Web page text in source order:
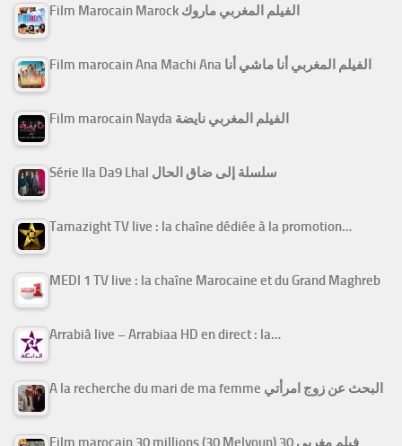
Film Marocain Marock الفيلم المغربي ماروك
Film marocain Ana Machi Ana الفيلم المغربي أنا ماشي أنا
Film marocain Nayda الفيلم المغربي نايضة
Série Ila Da9 Lhal سلسلة إلى ضاق الحال
Tamazight TV live : la chaîne dédiée à la promotion…
MEDI 1 TV live : la chaîne Marocaine et du Grand Maghreb
Arrabiâ live – Arrabiaa HD en direct : la…
A la recherche du mari de ma femme البحث عن زوج امرأتي
Film marocain 30 millions (30 Melyoun) فيلم مغربي 30